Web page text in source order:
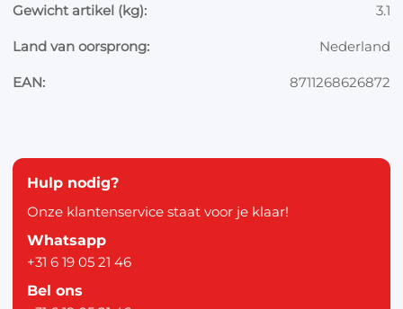
Gewicht artikel (kg): 3.1
Land van oorsprong: Nederland
EAN: 8711268626872
Hulp nodig?
Onze klantenservice staat voor je klaar!
Whatsapp
+31 6 19 05 21 46
Bel ons